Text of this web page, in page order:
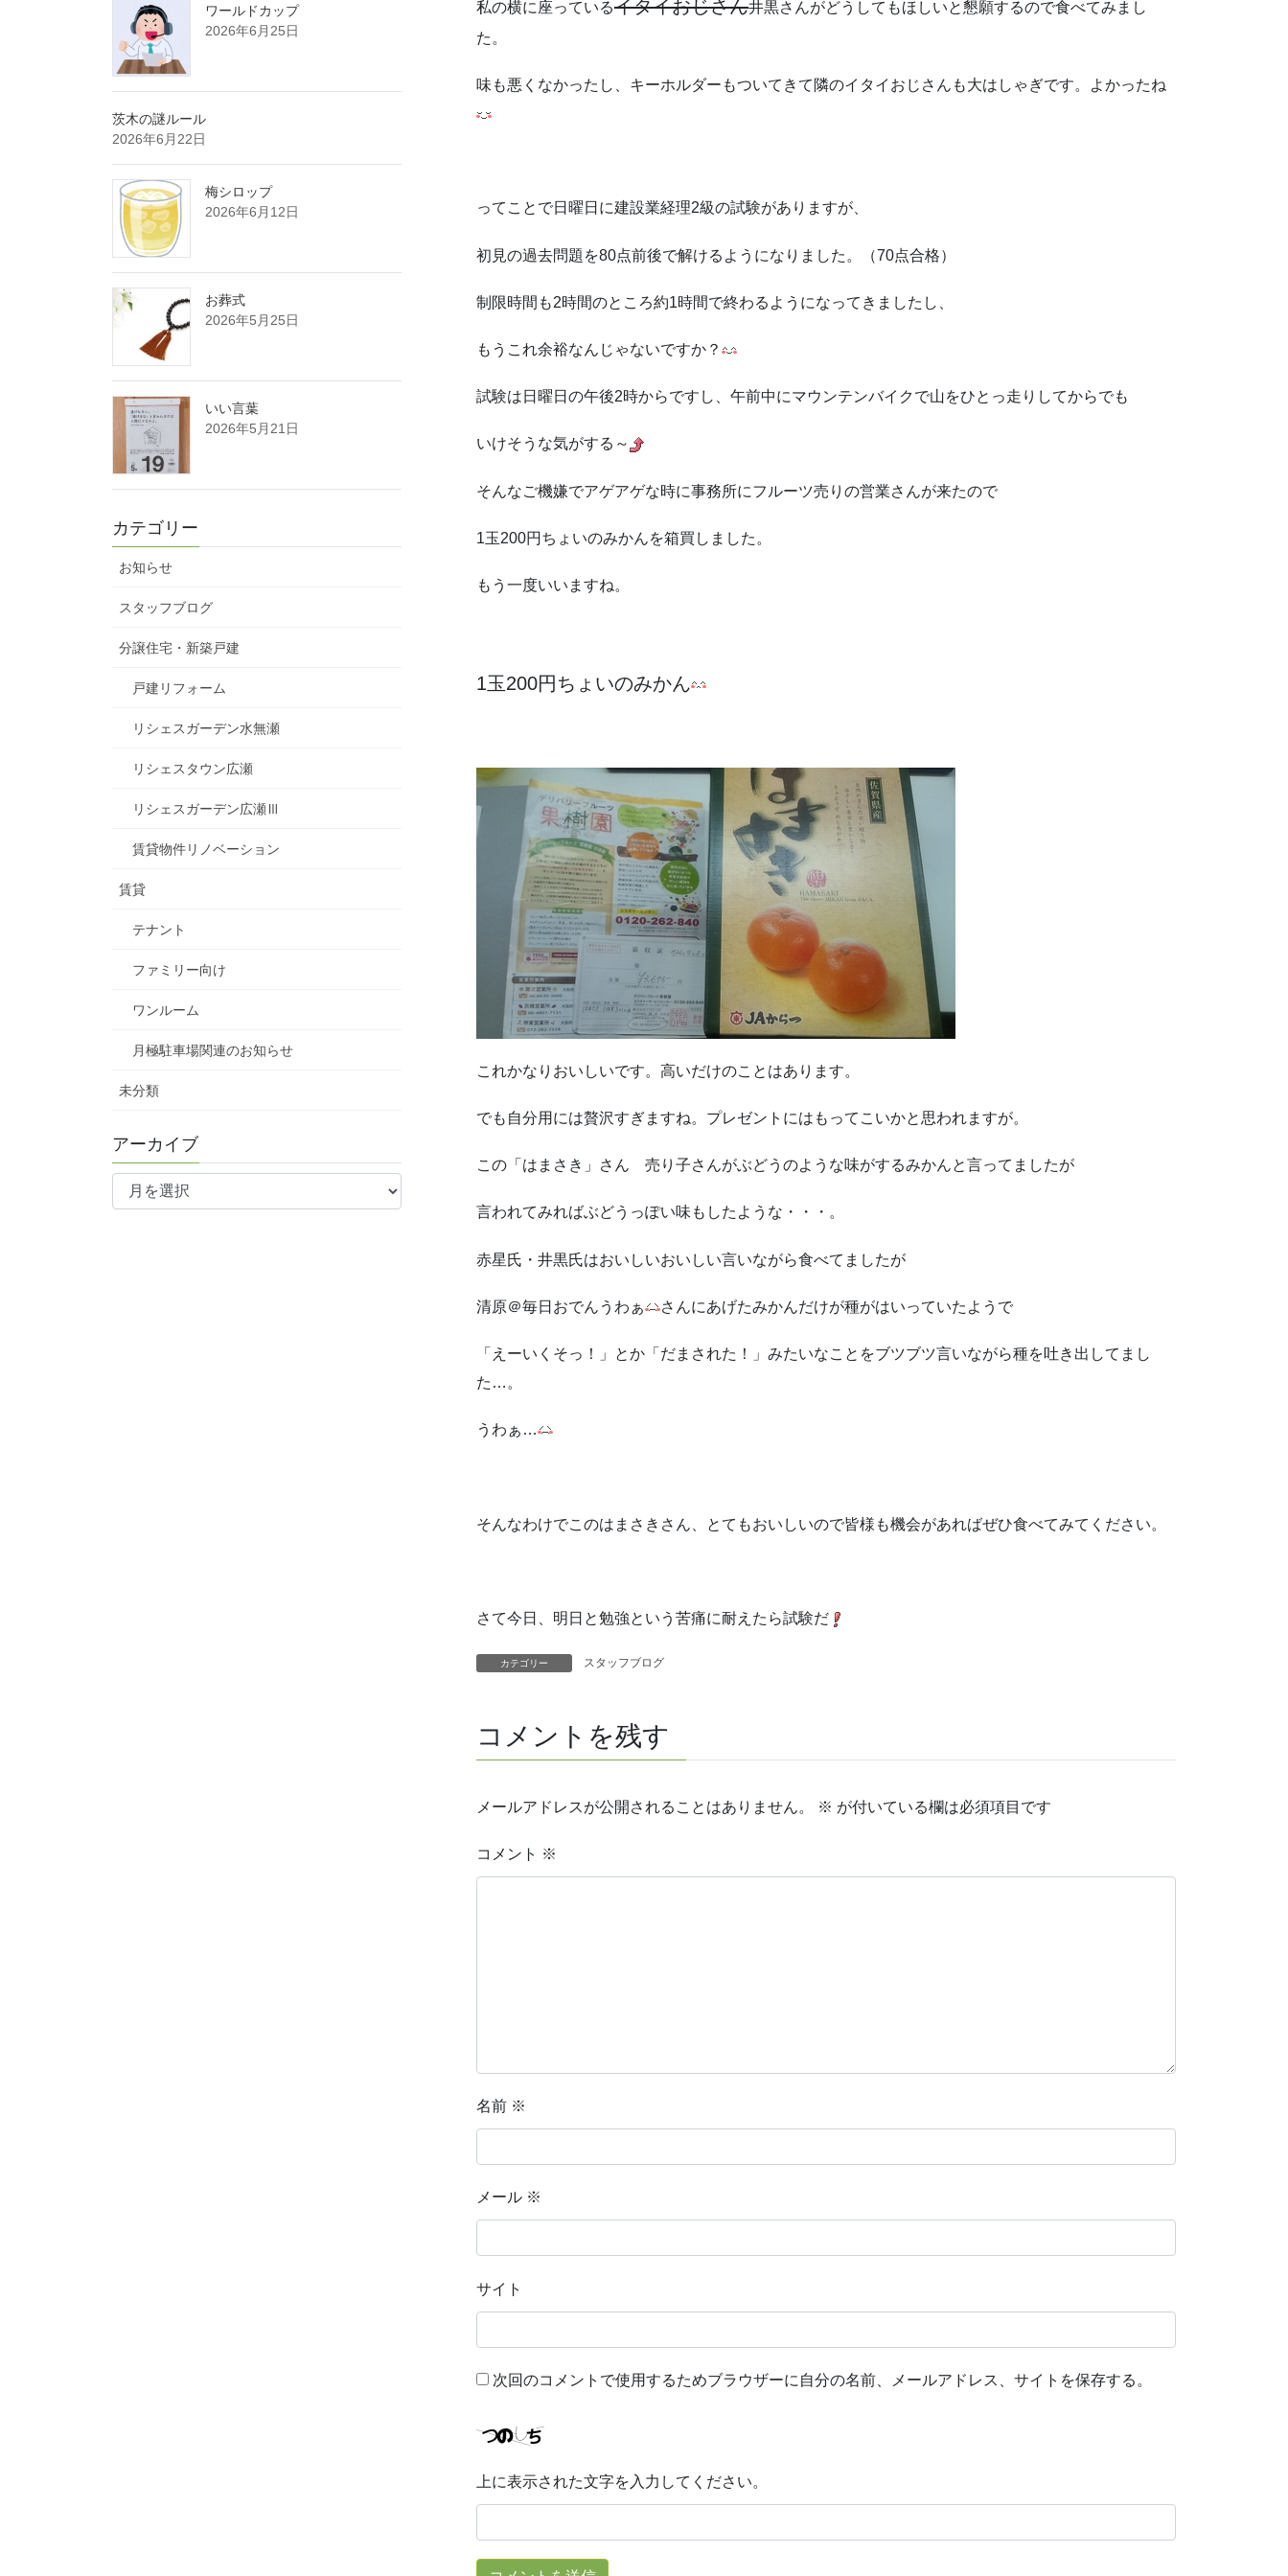
私の横に座っているイタイおじさん井黒さんがどうしてもほしいと懇願するので食べてみまし
た。
味も悪くなかったし、キーホルダーもついてきて隣のイタイおじさんも大はしゃぎです。よかったね
ってことで日曜日に建設業経理2級の試験がありますが、
初見の過去問題を80点前後で解けるようになりました。（70点合格）
制限時間も2時間のところ約1時間で終わるようになってきましたし、
もうこれ余裕なんじゃないですか？
試験は日曜日の午後2時からですし、午前中にマウンテンバイクで山をひとっ走りしてからでも
いけそうな気がする～
そんなご機嫌でアゲアゲな時に事務所にフルーツ売りの営業さんが来たので
1玉200円ちょいのみかんを箱買しました。
もう一度いいますね。
1玉200円ちょいのみかん
これかなりおいしいです。高いだけのことはあります。
でも自分用には贅沢すぎますね。プレゼントにはもってこいかと思われますが。
この「はまさき」さん 売り子さんがぶどうのような味がするみかんと言ってましたが
言われてみればぶどうっぽい味もしたような・・・。
赤星氏・井黒氏はおいしいおいしい言いながら食べてましたが
清原＠毎日おでんうわぁ さんにあげたみかんだけが種がはいっていたようで
「えーいくそっ！」とか「だまされた！」みたいなことをブツブツ言いながら種を吐き出してまし
た…。
うわぁ…
そんなわけでこのはまさきさん、とてもおいしいので皆様も機会があればぜひ食べてみてください。
さて今日、明日と勉強という苦痛に耐えたら試験だ
カテゴリー スタッフブログ
コメントを残す
メールアドレスが公開されることはありません。 ※ が付いている欄は必須項目です
コメント ※
名前 ※
メール ※
サイト
次回のコメントで使用するためブラウザーに自分の名前、メールアドレス、サイトを保存する。
上に表示された文字を入力してください。
ワールドカップ
2026年6月25日
茨木の謎ルール
2026年6月22日
梅シロップ
2026年6月12日
お葬式
2026年5月25日
いい言葉
2026年5月21日
カテゴリー
お知らせ
スタッフブログ
分譲住宅・新築戸建
戸建リフォーム
リシェスガーデン水無瀬
リシェスタウン広瀬
リシェスガーデン広瀬Ⅲ
賃貸物件リノベーション
賃貸
テナント
ファミリー向け
ワンルーム
月極駐車場関連のお知らせ
未分類
アーカイブ
ア